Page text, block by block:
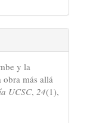
y la
más allá
UCSC, 24(1),